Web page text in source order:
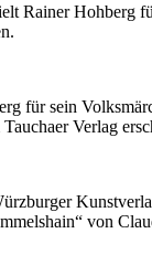
Rainer Hohberg
für sein
Verlag
von